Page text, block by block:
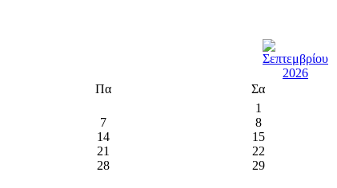
Πα
Σα
1
7
8
14
15
21
22
28
29